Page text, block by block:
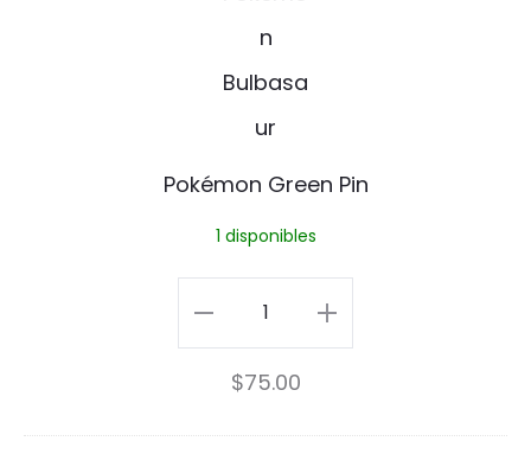
é
m
o
r
e
n
P
Pokémon Green Pin
1 disponibles
Pokémon
Green
cantidad
$75.00